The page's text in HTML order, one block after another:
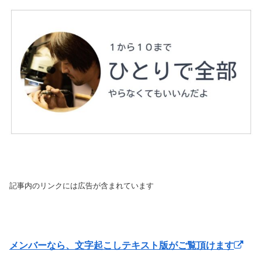
記事内のリンクには広告が含まれています
メンバーなら、文字起こしテキスト版がご覧頂けます